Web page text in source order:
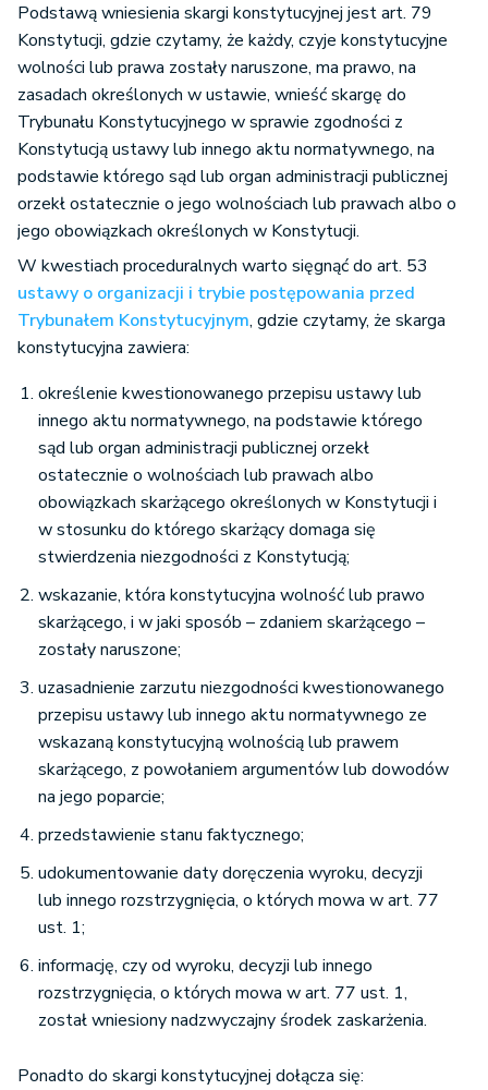
Podstawą wniesienia skargi konstytucyjnej jest art. 79
Konstytucji, gdzie czytamy, że każdy, czyje konstytucyjne
wolności lub prawa zostały naruszone, ma prawo, na
zasadach określonych w ustawie, wnieść skargę do
Trybunału Konstytucyjnego w sprawie zgodności z
Konstytucją ustawy lub innego aktu normatywnego, na
podstawie którego sąd lub organ administracji publicznej
orzekł ostatecznie o jego wolnościach lub prawach albo o
jego obowiązkach określonych w Konstytucji.
W kwestiach proceduralnych warto sięgnąć do art. 53
ustawy o organizacji i trybie postępowania przed
Trybunałem Konstytucyjnym, gdzie czytamy, że skarga
konstytucyjna zawiera:
określenie kwestionowanego przepisu ustawy lub
innego aktu normatywnego, na podstawie którego
sąd lub organ administracji publicznej orzekł
ostatecznie o wolnościach lub prawach albo
obowiązkach skarżącego określonych w Konstytucji i
w stosunku do którego skarżący domaga się
stwierdzenia niezgodności z Konstytucją;
wskazanie, która konstytucyjna wolność lub prawo
skarżącego, i w jaki sposób – zdaniem skarżącego –
zostały naruszone;
uzasadnienie zarzutu niezgodności kwestionowanego
przepisu ustawy lub innego aktu normatywnego ze
wskazaną konstytucyjną wolnością lub prawem
skarżącego, z powołaniem argumentów lub dowodów
na jego poparcie;
przedstawienie stanu faktycznego;
udokumentowanie daty doręczenia wyroku, decyzji
lub innego rozstrzygnięcia, o których mowa w art. 77
ust. 1;
informację, czy od wyroku, decyzji lub innego
rozstrzygnięcia, o których mowa w art. 77 ust. 1,
został wniesiony nadzwyczajny środek zaskarżenia.
Ponadto do skargi konstytucyjnej dołącza się: